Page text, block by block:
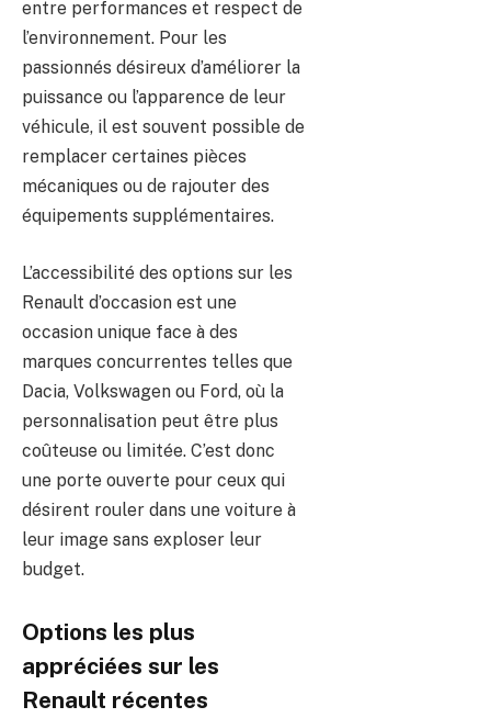
entre performances et respect de
l’environnement. Pour les
passionnés désireux d’améliorer la
puissance ou l’apparence de leur
véhicule, il est souvent possible de
remplacer certaines pièces
mécaniques ou de rajouter des
équipements supplémentaires.
L’accessibilité des options sur les
Renault d’occasion est une
occasion unique face à des
marques concurrentes telles que
Dacia, Volkswagen ou Ford, où la
personnalisation peut être plus
coûteuse ou limitée. C’est donc
une porte ouverte pour ceux qui
désirent rouler dans une voiture à
leur image sans exploser leur
budget.
Options les plus
appréciées sur les
Renault récentes